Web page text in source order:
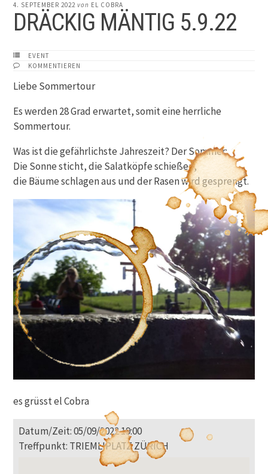
4. SEPTEMBER 2022 von EL COBRA
DRÄCKIG MÄNTIG 5.9.22
EVENT
KOMMENTIEREN
Liebe Sommertour
Es werden 28 Grad erwartet, somit eine herrliche
Sommertour.
Was ist die gefährlichste Jahreszeit? Der Sommer:
Die Sonne sticht, die Salatköpfe schießen,
die Bäume schlagen aus und der Rasen wird gesprengt.
es grüsst el Cobra
Datum/Zeit: 05/09/2022 19:00
Treffpunkt: TRIEMLIPLATZ ZÜRICH